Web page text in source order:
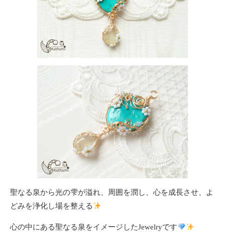
聖なる泉から光の雫が溢れ、周囲を潤し、心を成長させ、よ
どみを浄化し場を整える
心の中にある聖なる泉をイメージしたJewelryです